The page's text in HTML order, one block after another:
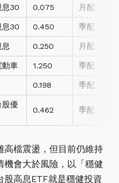
息30 0.075 月配
息30 0.450 季配
0.250 月配
動車 1.250 季配
0.198 季配
股優
0.462 季配
高檔震盪，但目前仍維持
機會大於風險，以「穩健
股高息ETF就是穩健投資